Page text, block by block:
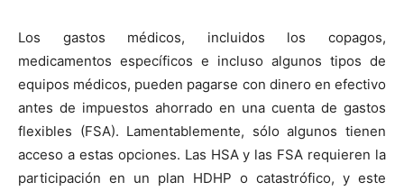
Los gastos médicos, incluidos los copagos,
medicamentos específicos e incluso algunos tipos de
equipos médicos, pueden pagarse con dinero en efectivo
antes de impuestos ahorrado en una cuenta de gastos
flexibles (FSA). Lamentablemente, sólo algunos tienen
acceso a estas opciones. Las HSA y las FSA requieren la
participación en un plan HDHP o catastrófico, y este